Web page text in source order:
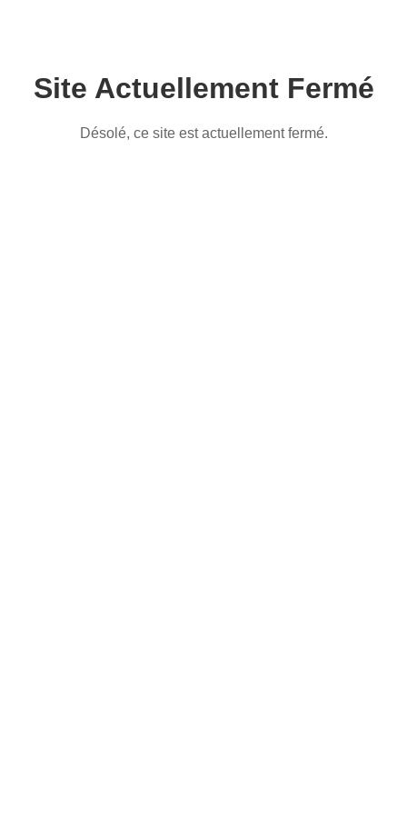
Site Actuellement Fermé
Désolé, ce site est actuellement fermé.